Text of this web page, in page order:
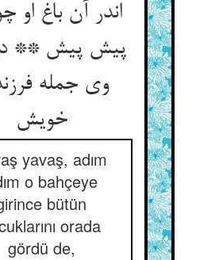
اندر آن باغ او
پیش پیش **
وی جمله
خویش
yavaş, adım
o bahçeye
bütün
orada
gördü de,